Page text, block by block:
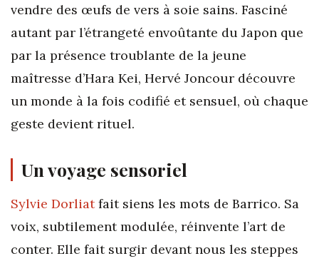
vendre des œufs de vers à soie sains. Fasciné
autant par l’étrangeté envoûtante du Japon que
par la présence troublante de la jeune
maîtresse d’Hara Kei, Hervé Joncour découvre
un monde à la fois codifié et sensuel, où chaque
geste devient rituel.
Un voyage sensoriel
Sylvie Dorliatfait siens les mots de Barrico. Sa
voix, subtilement modulée, réinvente l’art de
conter. Elle fait surgir devant nous les steppes